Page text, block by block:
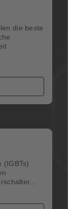
die beste
(IGBTs)